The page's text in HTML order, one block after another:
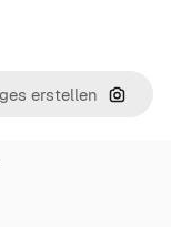
Nach